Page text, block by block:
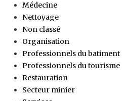
Médecine
Nettoyage
Non classé
Organisation
Professionnels du batiment
Professionnels du tourisme
Restauration
Secteur minier